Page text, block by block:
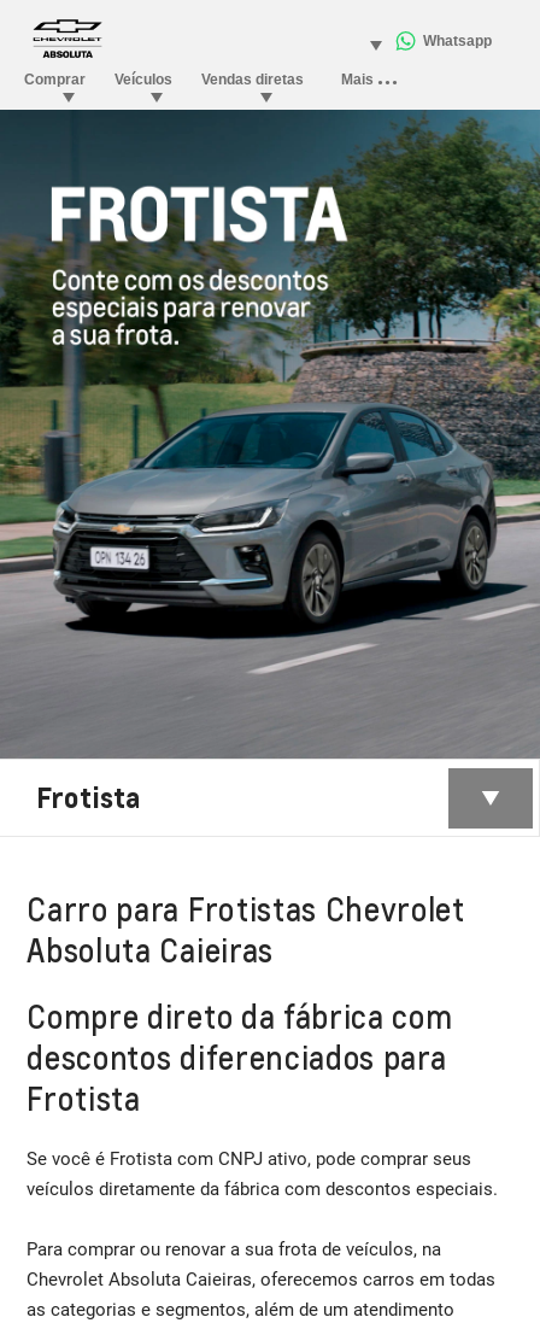
Frotista
Carro para Frotistas Chevrolet
Absoluta Caieiras
Compre direto da fábrica com
descontos diferenciados para
Frotista
Se você é Frotista com CNPJ ativo, pode comprar seus
veículos diretamente da fábrica com descontos especiais.
Para comprar ou renovar a sua frota de veículos, na
Chevrolet Absoluta Caieiras, oferecemos carros em todas
as categorias e segmentos, além de um atendimento